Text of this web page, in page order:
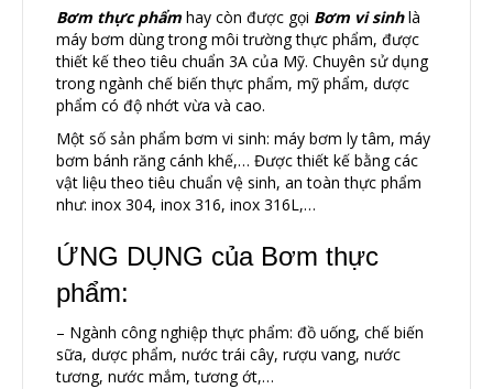
Bơm thực phẩm hay còn được gọi Bơm vi sinhlà
máy bơm dùng trong môi trường thực phẩm, được
thiết kế theo tiêu chuẩn 3A của Mỹ. Chuyên sử dụng
trong ngành chế biến thực phẩm, mỹ phẩm, dược
phẩm có độ nhớt vừa và cao.
Một số sản phẩm bơm vi sinh: máy bơm ly tâm, máy
bơm bánh răng cánh khế,… Được thiết kế bằng các
vật liệu theo tiêu chuẩn vệ sinh, an toàn thực phẩm
như: inox 304, inox 316, inox 316L,…
ỨNG DỤNG của Bơm thực
phẩm:
– Ngành công nghiệp thực phẩm: đồ uống, chế biến
sữa, dược phẩm, nước trái cây, rượu vang, nước
tương, nước mắm, tương ớt,…